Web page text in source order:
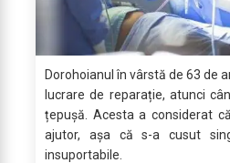
Dorohoianul în vârstă de 63 de
lucrare de reparație, atunci
țepușă. Acesta a considerat
ajutor, așa că s-a cusut
insuportabile.